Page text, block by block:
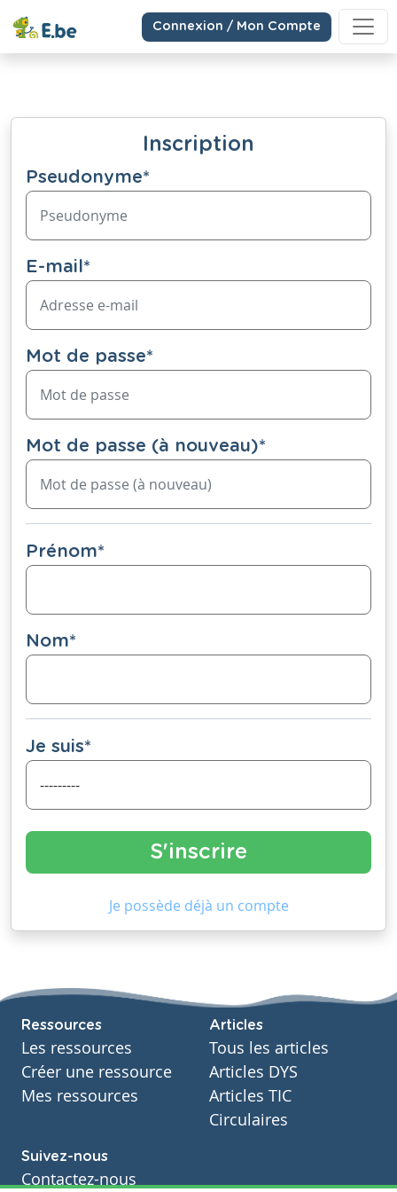
Connexion / Mon Compte
Inscription
Pseudonyme*
E-mail*
Mot de passe*
Mot de passe (à nouveau)*
Prénom*
Nom*
Je suis*
Je possède déjà un compte
Ressources
Les ressources
Créer une ressource
Mes ressources
Articles
Tous les articles
Articles DYS
Articles TIC
Circulaires
Suivez-nous
Contactez-nous